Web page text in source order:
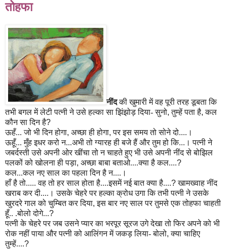
तोहफा
नींदकी खुमारी में वह पूरी तरह डूबता कि
तभी बगल में लेटी पत्नी ने उसे हल्का सा झिंझोड़ दिया- सुनो,तुम्हें पता है,कल
कौन सा दिन है?
ऊहँ... जो भी दिन होगा, अच्छा ही होगा,पर इस समय तो सोने दो....।
ऊहूँ... मुँह इधर करो न...अभी तो ग्यारह ही बजे हैं और तुम हो कि...। पत्नी ने
जबर्दस्ती उसे अपनी ओर खींचा तो न चाहते हुए भी उसे अपनी नींद से बोझिल
पलकों को खोलना ही पड़ा, अच्छा बाबा बताओ....क्या है कल....?
कल...कल नए साल का पहला दिन है न....।
हाँ है तो..... वह तो हर साल होता है....इसमें नई बात क्या है....?खामख्वाह नींद
खराब कर दी....। उसके चेहरे पर हल्का क्रोध उगा कि तभी पत्नी ने उसके
खुरदरे गाल को चुम्बित कर दिया,इस बार नए साल पर तुमसे एक तोहफा चाहती
हूँ.. .बोलो दोगे...?
पत्नी के चेहरे पर जब उसने प्यार का भरपूर सूरज उगे देखा तो फिर अपने को भी
रोक नहीं पाया और पत्नी को आलिंगन में जकड़ लिया- बोलो,क्या चाहिए
तुम्हें....?